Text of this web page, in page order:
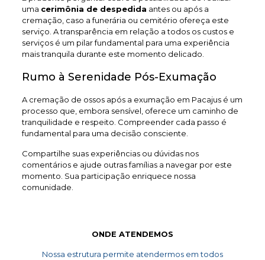
uma cerimônia de despedida antes ou após a
cremação, caso a funerária ou cemitério ofereça este
serviço. A transparência em relação a todos os custos e
serviços é um pilar fundamental para uma experiência
mais tranquila durante este momento delicado.
Rumo à Serenidade Pós-Exumação
A cremação de ossos após a exumação em Pacajus é um
processo que, embora sensível, oferece um caminho de
tranquilidade e respeito. Compreender cada passo é
fundamental para uma decisão consciente.
Compartilhe suas experiências ou dúvidas nos
comentários e ajude outras famílias a navegar por este
momento. Sua participação enriquece nossa
comunidade.
ONDE ATENDEMOS
Nossa estrutura permite atendermos em todos